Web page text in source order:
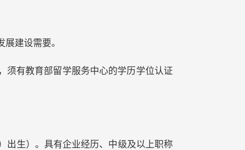
建设需要。
须有教育部留学服务中心的学历学位认证
出生）。具有企业经历、中级及以上职称